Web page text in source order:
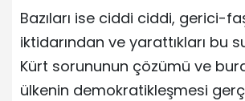
Bazıları ise ciddi ciddi, gerici-
iktidarından ve yarattıkları bu
Kürt sorununun çözümü ve
ülkenin demokratikleşmesi